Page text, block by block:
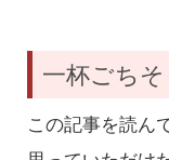
一杯ごち
この記事を読ん